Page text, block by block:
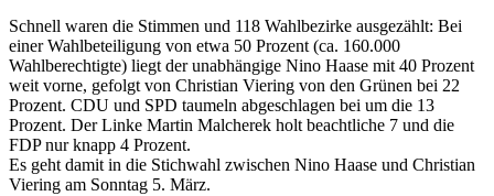
Schnell waren die Stimmen und 118 Wahlbezirke ausgezählt: Bei
einer Wahlbeteiligung von etwa 50 Prozent (ca. 160.000
Wahlberechtigte) liegt der unabhängige Nino Haase mit 40 Prozent
weit vorne, gefolgt von Christian Viering von den Grünen bei 22
Prozent. CDU und SPD taumeln abgeschlagen bei um die 13
Prozent. Der Linke Martin Malcherek holt beachtliche 7 und die
FDP nur knapp 4 Prozent.
Es geht damit in die Stichwahl zwischen Nino Haase und Christian
Viering am Sonntag 5. März.